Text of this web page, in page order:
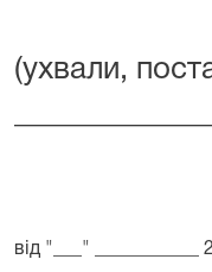
(ухвали,
від "___" ___________